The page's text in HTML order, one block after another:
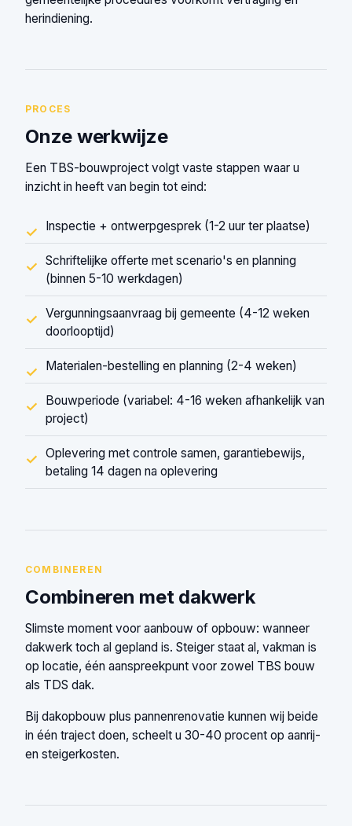
herindiening.
PROCES
Onze werkwijze
Een TBS-bouwproject volgt vaste stappen waar u
inzicht in heeft van begin tot eind:
✓ Inspectie + ontwerpgesprek (1-2 uur ter plaatse)
✓ Schriftelijke offerte met scenario's en planning
(binnen 5-10 werkdagen)
✓ Vergunningsaanvraag bij gemeente (4-12 weken
doorlooptijd)
✓ Materialen-bestelling en planning (2-4 weken)
✓
Bouwperiode (variabel: 4-16 weken afhankelijk van
project)
✓ Oplevering met controle samen, garantiebewijs,
betaling 14 dagen na oplevering
COMBINEREN
Combineren met dakwerk
Slimste moment voor aanbouw of opbouw: wanneer
dakwerk toch al gepland is. Steiger staat al, vakman is
op locatie, één aanspreekpunt voor zowel TBS bouw
als TDS dak.
Bij dakopbouw plus pannenrenovatie kunnen wij beide
in één traject doen, scheelt u 30-40 procent op aanrij-
en steigerkosten.